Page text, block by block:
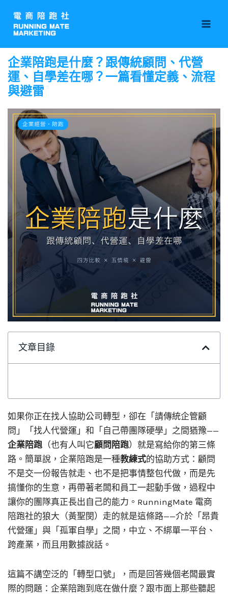
要
內
容
企業陪跑是什麼？跟傳統顧問、代營
運、自學差在哪？一篇看懂定義、流程
與避雷
文章目錄
如果你正在找人協助公司轉型，卻在「請傳統企管顧
問」「找人代營運」和「自己帶團隊硬學」之間猶豫——
企業陪跑 （也有人叫它顧問陪跑）就是寫給你的第三條
路。簡單說，企業陪跑是一種教練式的協助方式：顧問
不是交一份報告就走、也不是把事情整包代做，而是先
搞懂你的生意，再帶著老闆和員工一起動手做，過程中
讓你的團隊真正長出自己的能力。RunningMate 電商
陪跑社的狼大（黃聖閔）走的就是這條路——介於「昂貴
代營運」與「孤軍自學」之間，中立、不綁單一平台、
跨產業，而且用數據說話。
這篇不講空泛的「轉型口號」，而是回答幾個老闆最實
際的問題：企業陪跑到底在做什麼？跟市面上那些聽起